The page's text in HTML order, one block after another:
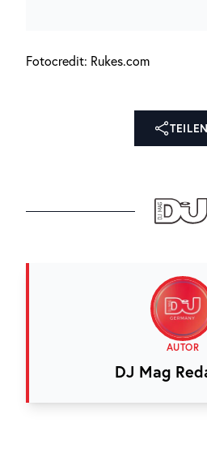
Fotocredit: Rukes.com
TEILEN
AUTOR
DJ Mag